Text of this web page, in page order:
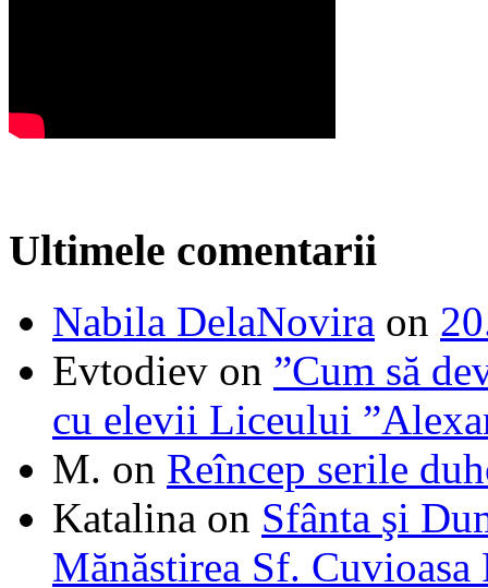
Ultimele comentarii
Nabila DelaNovira on
Evtodiev on ”Cum să
cu elevii Liceului
M. on Reîncep serile
Katalina on Sfânta şi
Mănăstirea Sf. Cuvioasa